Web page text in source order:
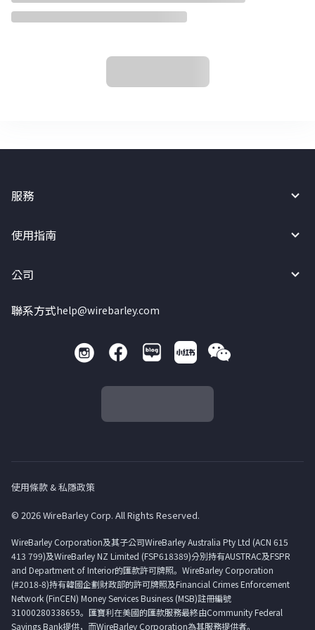
服務
使用指南
公司
聯系方式help@wirebarley.com
使用條款 & 私隱政策
© 2026 WireBarley Corp. All Rights Reserved.
WireBarley Corporation及其子公司WireBarley Australia Pty Ltd (ACN 615
413 799)及WireBarley NZ Limited (FSP618389)分別持有AUSTRAC及FSPR
and Department of Interior的匯款許可牌照。WireBarley Corporation
(#2018-8)持有韓國企劃財政部的許可牌照及Financial Crimes Enforcement
Network (FinCEN) Money Services Business (MSB)註冊編號
31000280338659。匯寶利在美國的匯款服務最終由Community Federal
Savings Bank提供，而WireBarley Corporation為其服務提供者。